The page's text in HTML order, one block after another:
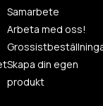
Samarbete
Arbeta med oss!
Skapa din egen
produkt